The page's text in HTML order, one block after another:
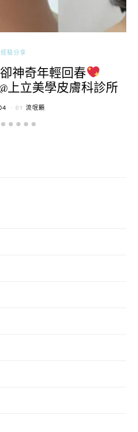
驗分享
神奇年輕回春
上立美學皮膚科診所
BY 流氓顆